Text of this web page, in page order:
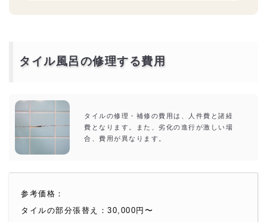
タイル風呂の修理する費用
タイルの修理・補修の費用は、人件費と諸経
費となります。また、劣化の進行が激しい場
合、費用が異なります。
参考価格：
タイルの部分張替え：30,000円〜